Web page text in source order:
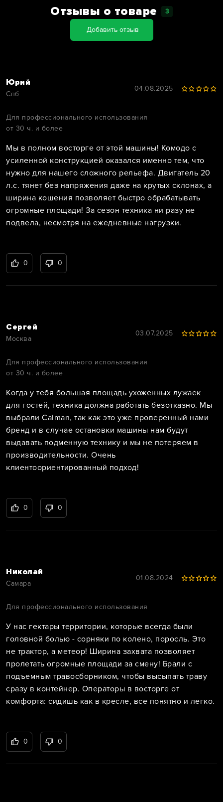
Отзывы о товаре 3
Добавить отзыв
Юрий
Спб
04.08.2025
Для профессионального использования
от 30 ч. и более
Мы в полном восторге от этой машины! Комодо с
усиленной конструкцией оказался именно тем, что
нужно для нашего сложного рельефа. Двигатель 20
л.с. тянет без напряжения даже на крутых склонах, а
ширина кошения позволяет быстро обрабатывать
огромные площади! За сезон техника ни разу не
подвела, несмотря на ежедневные нагрузки.
0 0
Сергей
Москва
03.07.2025
Для профессионального использования
от 30 ч. и более
Когда у тебя большая площадь ухоженных лужаек
для гостей, техника должна работать безотказно. Мы
выбрали Caiman, так как это уже проверенный нами
бренд и в случае остановки машины нам будут
выдавать подменную технику и мы не потеряем в
производительности. Очень
клиентоориентированный подход!
0 0
Николай
Самара
01.08.2024
Для профессионального использования
У нас гектары территории, которые всегда были
головной болью - сорняки по колено, поросль. Это
не трактор, а метеор! Ширина захвата позволяет
пролетать огромные площади за смену! Брали с
подъемным травосборником, чтобы высыпать траву
сразу в контейнер. Операторы в восторге от
комфорта: сидишь как в кресле, все понятно и легко.
0 0